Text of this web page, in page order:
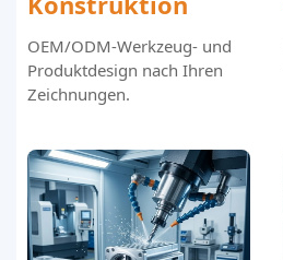
OEM/ODM-Werkzeug- und
Produktdesign nach Ihren
Zeichnungen.